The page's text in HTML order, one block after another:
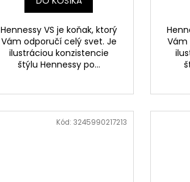
Hennessy VS je koňak, ktorý
Vám odporučí celý svet. Je
ilustráciou konzistencie
štýlu Hennessy po...
Vám
Kód:3245990217213